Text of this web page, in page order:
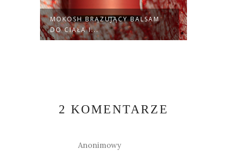
MOKOSH BRĄZUJĄCY BALSAM
DO CIAŁA I...
2 KOMENTARZE
Anonimowy